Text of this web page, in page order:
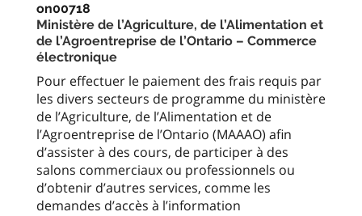
on00718
Ministère de l’Agriculture, de l’Alimentation et
de l’Agroentreprise de l’Ontario – Commerce
électronique
Pour effectuer le paiement des frais requis par
les divers secteurs de programme du ministère
de l’Agriculture, de l’Alimentation et de
l’Agroentreprise de l’Ontario (MAAAO) afin
d’assister à des cours, de participer à des
salons commerciaux ou professionnels ou
d’obtenir d’autres services, comme les
demandes d’accès à l’information